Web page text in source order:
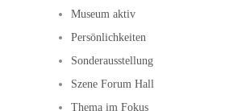
Museum aktiv
Persönlichkeiten
Sonderausstellung
Szene Forum Hall
Thema im Fokus